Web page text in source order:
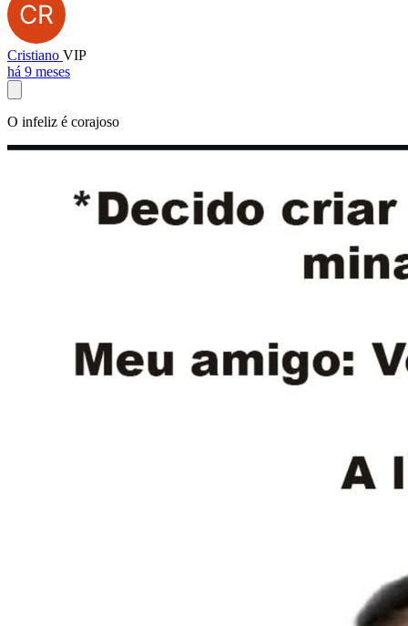
Cristiano VIP
há 9 meses
O infeliz é corajoso